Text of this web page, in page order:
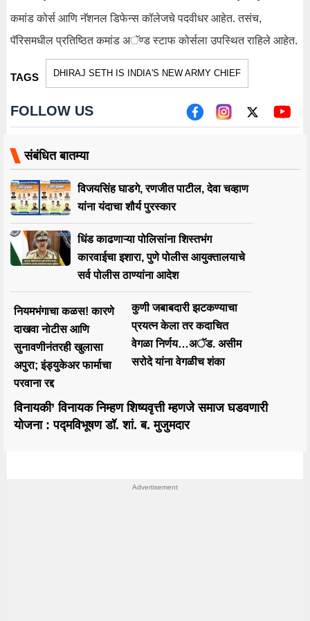
कमांड कोर्स आणि नॅशनल डिफेन्स कॉलेजचे पदवीधर आहेत. तसंच,
पॅरिसमधील प्रतिष्ठित कमांड अॅण्ड स्टाफ कोर्सला उपस्थित राहिले आहेत.
TAGS DHIRAJ SETH IS INDIA'S NEW ARMY CHIEF
FOLLOW US
संबंधित बातम्या
विजयसिंह घाडगे, रणजीत पाटील, देवा चव्हाण
यांना यंदाचा शौर्य पुरस्कार
धिंड काढणाऱ्या पोलिसांना शिस्तभंग
कारवाईचा इशारा, पुणे पोलीस आयुक्तालयाचे
सर्व पोलीस ठाण्यांना आदेश
नियमभंगाचा कळस! कारणे
दाखवा नोटीस आणि
सुनावणीनंतरही खुलासा
अपुरा; इंड्युकेअर फार्माचा
परवाना रद्द
कुणी जबाबदारी झटकण्याचा
प्रयत्न केला तर कदाचित
वेगळा निर्णय…अॅड. असीम
सरोदे यांना वेगळीच शंका
विनायकी’ विनायक निम्हण शिष्यवृत्ती म्हणजे समाज घडवणारी
योजना : पद्मविभूषण डॉ. शां. ब. मुजुमदार